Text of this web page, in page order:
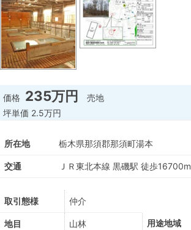
価格 235万円
売地
坪単価 2.5万円
所在地 栃木県那須郡那須町湯本
交通 ＪＲ東北本線 黒磯駅 徒歩16700m
取引態様 仲介
地目 山林 用途地域